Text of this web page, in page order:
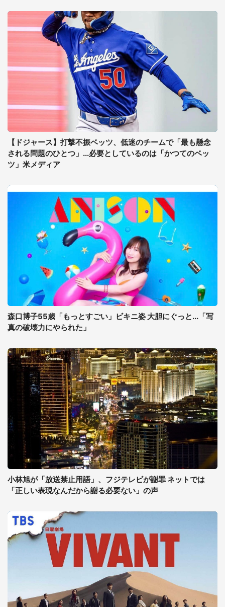
【ドジャース】打撃不振ベッツ、低迷のチームで「最も懸念
される問題のひとつ」...必要としているのは「かつてのベッ
ツ」米メディア
森口博子55歳「もっとすごい」ビキニ姿 大胆にぐっと...「写
真の破壊力にやられた」
小林旭が「放送禁止用語」、フジテレビが謝罪 ネットでは
「正しい表現なんだから謝る必要ない」の声